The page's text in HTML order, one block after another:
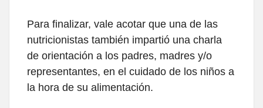
Para finalizar, vale acotar que una de las
nutricionistas también impartió una charla
de orientación a los padres, madres y/o
representantes, en el cuidado de los niños a
la hora de su alimentación.